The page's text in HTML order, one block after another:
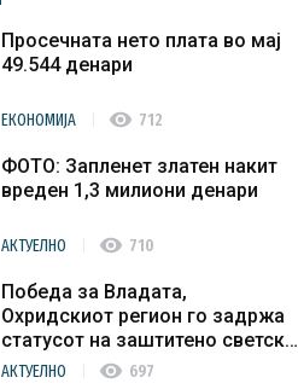
Просечната нето плата во мај
49.544 денари
ЕКОНОМИЈА visibility 712
ФОТО: Запленет златен накит
вреден 1,3 милиони денари
АКТУЕЛНО visibility 710
Победа за Владата,
Охридскиот регион го задржа
статусот на заштитено светско
културно наследство
АКТУЕЛНО visibility 697